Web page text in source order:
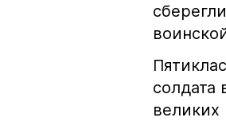
солдата
великих